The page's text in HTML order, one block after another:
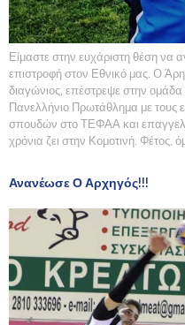
Είμαστε στην ευχάριστη θέση να
επιστροφή στον Εθνικό μας. Ο
διαγώνιος, επέστρεψε στην ομάδα
Πανελλήνιο Πρωτάθλημα με
σπουδών στο ΤΕΦΑΑ και
χρόνια ζει στην Κομοτινή. Φέτος,
Ανανέωσε Ο Αρχηγός!!!